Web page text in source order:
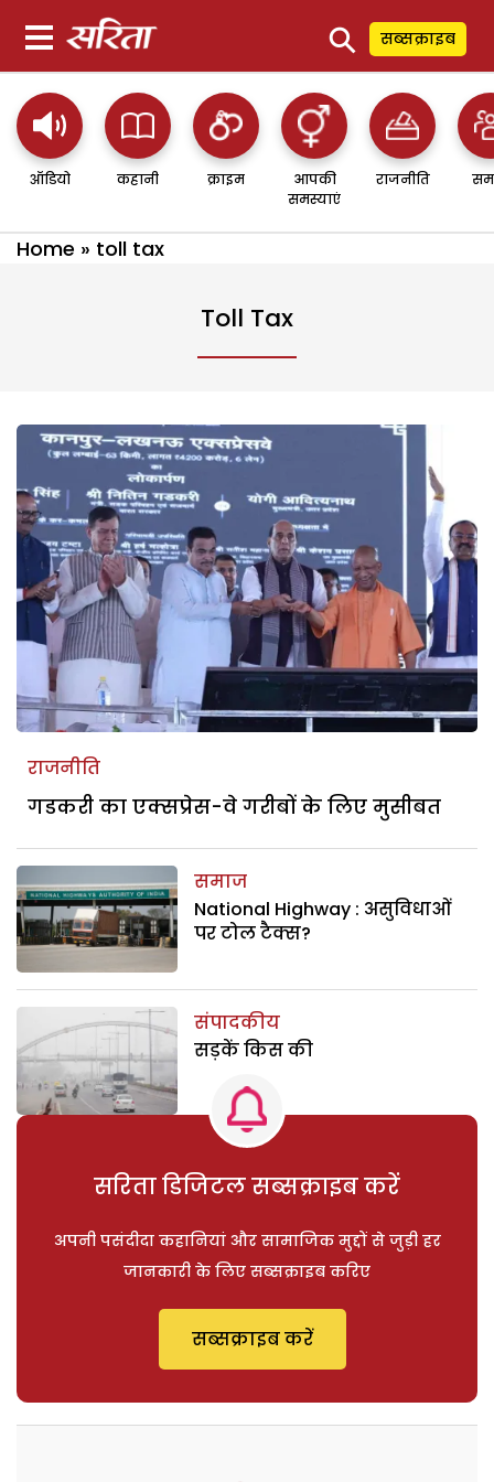
⚲ सब्सक्राइब
ऑडियो कहानी क्राइम
आपकी
समस्याएं
राजनीति
Home » toll tax
Toll Tax
राजनीति
गडकरी का एक्सप्रेस-वे गरीबों के लिए मुसीबत
समाज
National Highway : असुविधाओं
पर टोल टैक्स?
संपादकीय
सड़कें किस की
सरिता डिजिटल सब्सक्राइब करें
अपनी पसंदीदा कहानियां और सामाजिक मुद्दों से जुड़ी हर
जानकारी के लिए सब्सक्राइब करिए
सब्सक्राइब करें